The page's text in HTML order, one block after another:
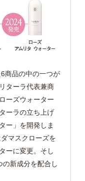
商品の中の一つが
ターラ代表兼商
ーズウォーター
ーラの立ち上げ
ー」を開発しま
マスクローズを
ーに変更。そし
新成分を配合し